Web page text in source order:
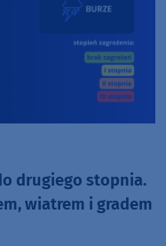
drugiego stopnia.
wiatrem i gradem